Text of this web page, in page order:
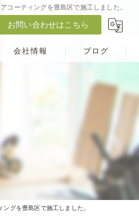
コーティングを豊島区で施工しました。
お問い合わせはこちら
会社情報 ブログ
ングを豊島区で施工しました。